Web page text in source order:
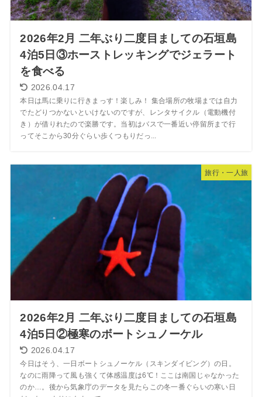
2026年2月 二年ぶり二度目ましての石垣島
4泊5日③ホーストレッキングでジェラート
を食べる
2026.04.17
本日は馬に乗りに行きまっす！楽しみ！ 集合場所の牧場までは自力
でたどりつかないといけないのですが、レンタサイクル（電動機付
き）が借りれたので楽勝です。当初はバスで一番近い停留所まで行
ってそこから30分ぐらい歩くつもりだっ...
旅行・一人旅
2026年2月 二年ぶり二度目ましての石垣島
4泊5日②極寒のボートシュノーケル
2026.04.17
今日はそう、一日ボートシュノーケル（スキンダイビング）の日。
なのに雨降って風も強くて体感温度は6℃！ここは南国じゃなかった
のか…。後から気象庁のデータを見たらこの冬一番ぐらいの寒い日